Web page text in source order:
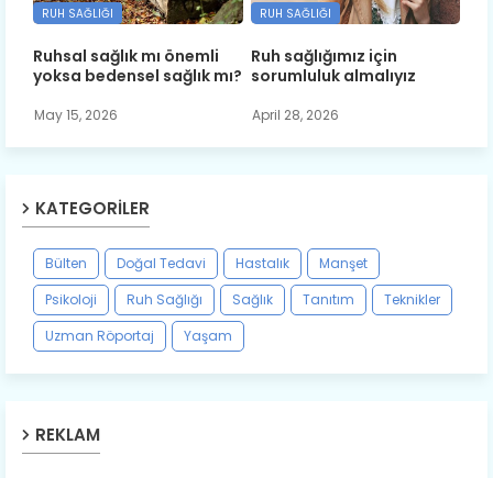
RUH SAĞLIĞI
Ruhsal sağlık mı önemli
yoksa bedensel sağlık mı?
May 15, 2026
RUH SAĞLIĞI
Ruh sağlığımız için
sorumluluk almalıyız
April 28, 2026
KATEGORILER
Bülten Doğal Tedavi Hastalık
Manşet
Psikoloji
Ruh Sağlığı Sağlık Tanıtım
Teknikler
Uzman Röportaj
Yaşam
REKLAM